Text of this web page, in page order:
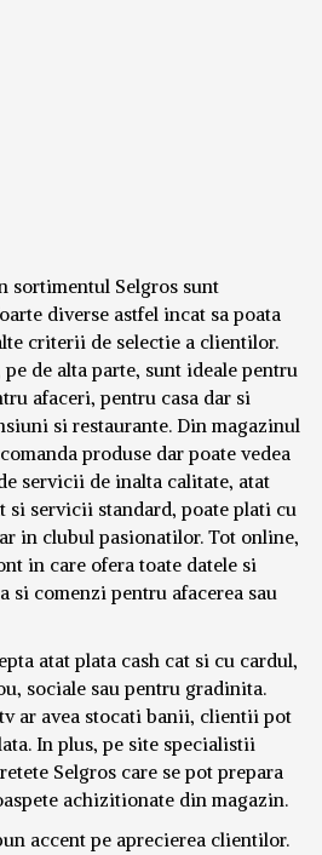
sortimentul Selgros sunt
diverse astfel incat sa poata
criterii de selectie a clientilor.
de alta parte, sunt ideale pentru
afaceri, pentru casa dar si
si restaurante. Din magazinul
produse dar poate vedea
servicii de inalta calitate, atat
si servicii standard, poate plati cu
in clubul pasionatilor. Tot online,
in care ofera toate datele si
si comenzi pentru afacerea sau
atat plata cash cat si cu cardul,
sociale sau pentru gradinita.
ar avea stocati banii, clientii pot
In plus, pe site specialistii
Selgros care se pot prepara
achizitionate din magazin.
accent pe aprecierea clientilor.